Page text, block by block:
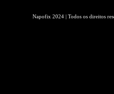
Napofix 2024 | Todos os direitos